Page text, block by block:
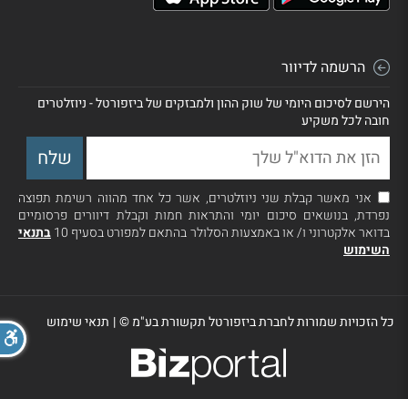
הרשמה לדיוור
הירשם לסיכום היומי של שוק ההון ולמבזקים של ביזפורטל - ניוזלטרים
חובה לכל משקיע
אני מאשר קבלת שני ניוזלטרים, אשר כל אחד מהווה רשימת תפוצה
נפרדת, בנושאים סיכום יומי והתראות חמות וקבלת דיוורים פרסומיים
בדואר אלקטרוני ו/ או באמצעות הסלולר בהתאם למפורט בסעיף 10
בתנאי
השימוש
כל הזכויות שמורות לחברת ביזפורטל תקשורת בע"מ ©| תנאי שימוש